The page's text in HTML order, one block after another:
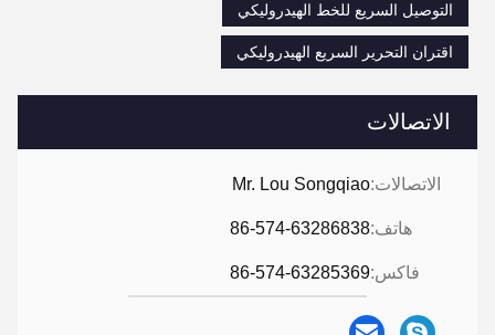
الاتصالات
الاتصالات:Mr. Lou Songqiao
هاتف:86-574-63286838
فاكس:86-574-63285369
التوصيل السريع للخط الهيدروليكي
اقتران التحرير السريع الهيدروليكي